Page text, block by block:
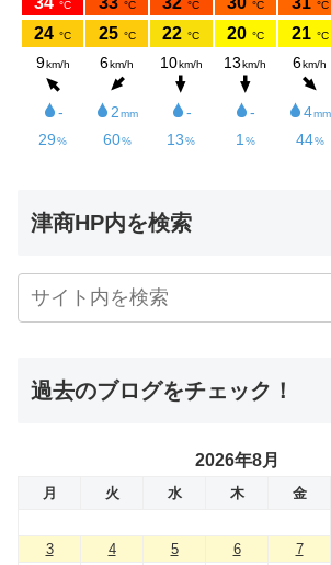
津商HP内を検索
過去のブログをチェック！
2026年8月
月 火 水 木 金
3
4 5 6 7